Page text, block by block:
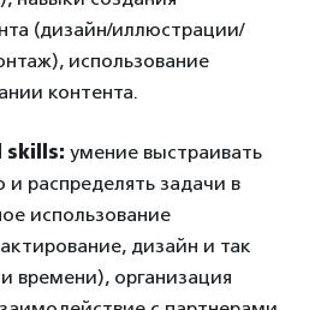
(дизайн/иллюстрации/
использование
контента.
skills: умение выстраивать
и распределять задачи в
использование
дизайн и так
времени), организация